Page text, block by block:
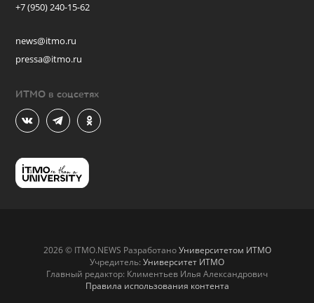
+7 (950) 240-15-62
news@itmo.ru
pressa@itmo.ru
ИТМО в соцсетях
2026 © ITMO.NEWS РазработаноУниверситетом ИТМО
Учредитель: Университет ИТМО
Главный редактор: Климентьев Илья Александрович
Правила использования контента